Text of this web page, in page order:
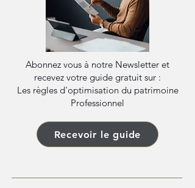
Abonnez vous à notre Newsletter et
recevez votre guide gratuit sur :
Les règles d'optimisation du patrimoine
Professionnel
Recevoir le guide